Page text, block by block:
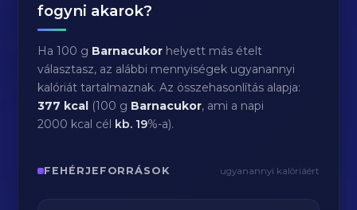
fogyni akarok?
Ha 100 g Barnacukor helyett más ételt
választasz, az alábbi mennyiségek ugyanannyi
kalóriát tartalmaznak. Az összehasonlítás alapja:
377 kcal (100 g Barnacukor, ami a napi
2000 kcal cél kb. 19%-a).
FEHÉRJEFORRÁSOK ugyanannyi kalóriáért